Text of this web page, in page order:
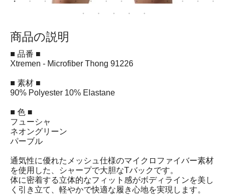
商品の説明
■ 品番 ■
Xtremen - Microfiber Thong 91226
■ 素材 ■
90% Polyester 10% Elastane
■ 色 ■
フューシャ
ネオングリーン
パーブル
通気性に優れたメッシュ仕様のマイクロファイバー素材
を使用した、シャープで大胆なTバックです。
体に密着する立体的なフィット感がボディラインを美し
く引き立て、軽やかで快適な履き心地を実現します。